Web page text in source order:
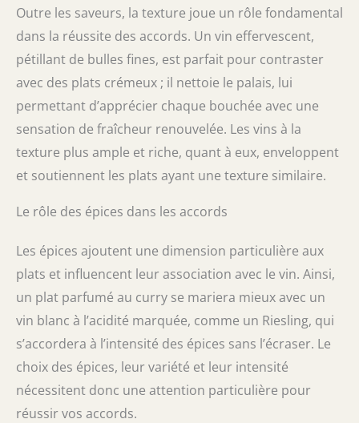
Outre les saveurs, la texture joue un rôle fondamental
dans la réussite des accords. Un vin effervescent,
pétillant de bulles fines, est parfait pour contraster
avec des plats crémeux ; il nettoie le palais, lui
permettant d’apprécier chaque bouchée avec une
sensation de fraîcheur renouvelée. Les vins à la
texture plus ample et riche, quant à eux, enveloppent
et soutiennent les plats ayant une texture similaire.
Le rôle des épices dans les accords
Les épices ajoutent une dimension particulière aux
plats et influencent leur association avec le vin. Ainsi,
un plat parfumé au curry se mariera mieux avec un
vin blanc à l’acidité marquée, comme un Riesling, qui
s’accordera à l’intensité des épices sans l’écraser. Le
choix des épices, leur variété et leur intensité
nécessitent donc une attention particulière pour
réussir vos accords.